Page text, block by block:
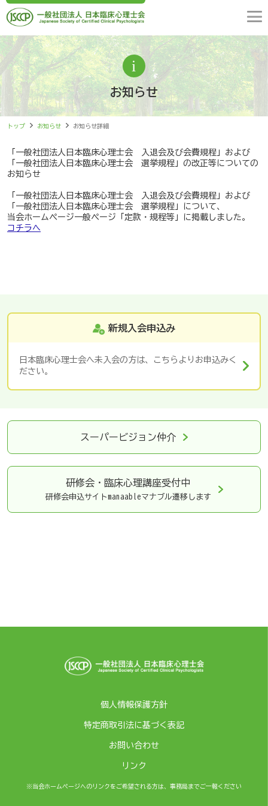
お知らせ
トップ お知らせ お知らせ詳細
「一般社団法人日本臨床心理士会 入退会及び会費規程」および
「一般社団法人日本臨床心理士会 選挙規程」の改正等についての
お知らせ
「一般社団法人日本臨床心理士会 入退会及び会費規程」および
「一般社団法人日本臨床心理士会 選挙規程」について、
当会ホームページ一般ページ「定款・規程等」に掲載しました。
コチラへ
新規入会申込み
日本臨床心理士会へ未入会の方は、こちらよりお申込みく
ださい。
スーパービジョン仲介
研修会・臨床心理講座受付中
研修会申込サイトmanaableマナブル遷移します
個人情報保護方針
特定商取引法に基づく表記
お問い合わせ
リンク
※当会ホームページへのリンクをご希望される方は、事務局までご一報ください